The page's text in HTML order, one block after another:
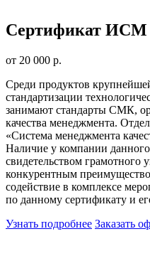
Сертификат ИСМ
от 20 000 р.
Среди продуктов
стандартизации
занимают стандарты СМК,
качества менеджмента.
«Система менеджмента
Наличие у компании данного
свидетельством грамотного
конкурентным
содействие в комплексе
по данному сертификату и
Узнать подробнее Заказать